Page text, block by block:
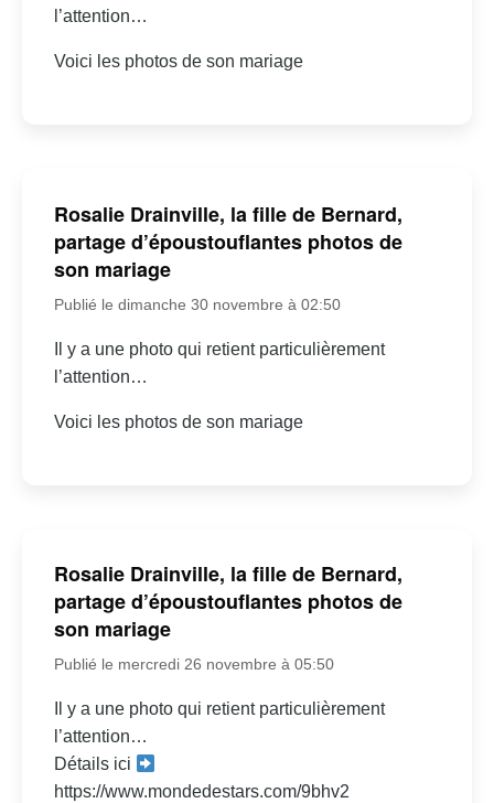
l’attention…
Voici les photos de son mariage
Rosalie Drainville, la fille de Bernard,
partage d’époustouflantes photos de
son mariage
Publié le dimanche 30 novembre à 02:50
Il y a une photo qui retient particulièrement
l’attention…
Voici les photos de son mariage
Rosalie Drainville, la fille de Bernard,
partage d’époustouflantes photos de
son mariage
Publié le mercredi 26 novembre à 05:50
Il y a une photo qui retient particulièrement
l’attention…
Détails ici
https://www.mondedestars.com/9bhv2